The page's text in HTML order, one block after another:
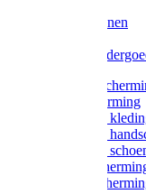
Handschoenen
Thermo
Oogbescherming
Disposable
Disposable
Disposable